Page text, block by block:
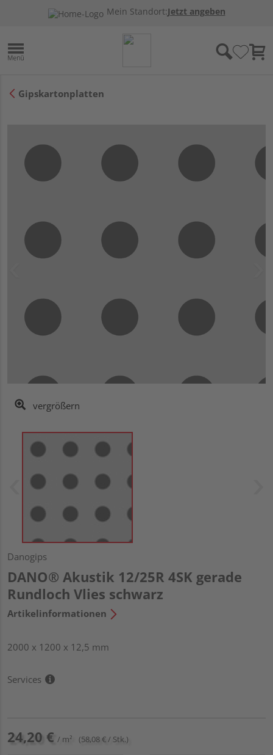
Mein Standort:Jetzt angeben
Gipskartonplatten
vergrößern
Danogips
DANO® Akustik 12/25R 4SK gerade
Rundloch Vlies schwarz
Artikelinformationen
2000 x 1200 x 12,5 mm
Services
24,20 € / m² (58,08 € / Stk.)